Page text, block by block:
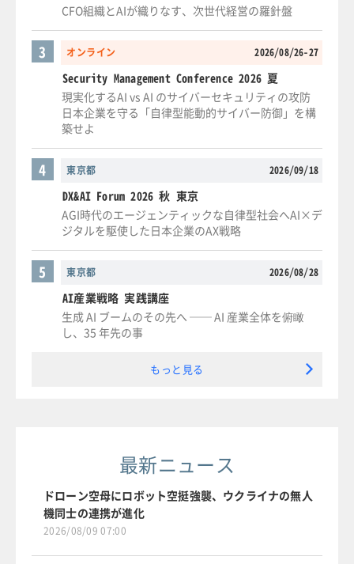
CFO組織とAIが織りなす、次世代経営の羅針盤
オンライン 2026/08/26-27
3
Security Management Conference 2026 夏
現実化するAI vs AI のサイバーセキュリティの攻防
日本企業を守る「自律型能動的サイバー防御」を構
築せよ
東京都 2026/09/18
4
DX&AI Forum 2026 秋 東京
AGI時代のエージェンティックな自律型社会へAI×デ
ジタルを駆使した日本企業のAX戦略
東京都 2026/08/28
5
AI産業戦略 実践講座
生成 AI ブームのその先へ ── AI 産業全体を俯瞰
し、35 年先の事
もっと見る
最新ニュース
ドローン空母にロボット空挺強襲、ウクライナの無人
機同士の連携が進化
2026/08/09 07:00